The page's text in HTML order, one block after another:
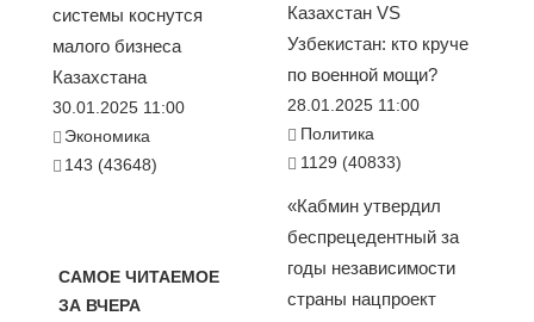
системы коснутся
малого бизнеса
Казахстана
30.01.2025 11:00
Экономика
143 (43648)
САМОЕ ЧИТАЕМОЕ
ЗА ВЧЕРА
Казахстан VS
Узбекистан: кто круче
по военной мощи?
28.01.2025 11:00
Политика
1129 (40833)
«Кабмин утвердил
беспрецедентный за
годы независимости
страны нацпроект